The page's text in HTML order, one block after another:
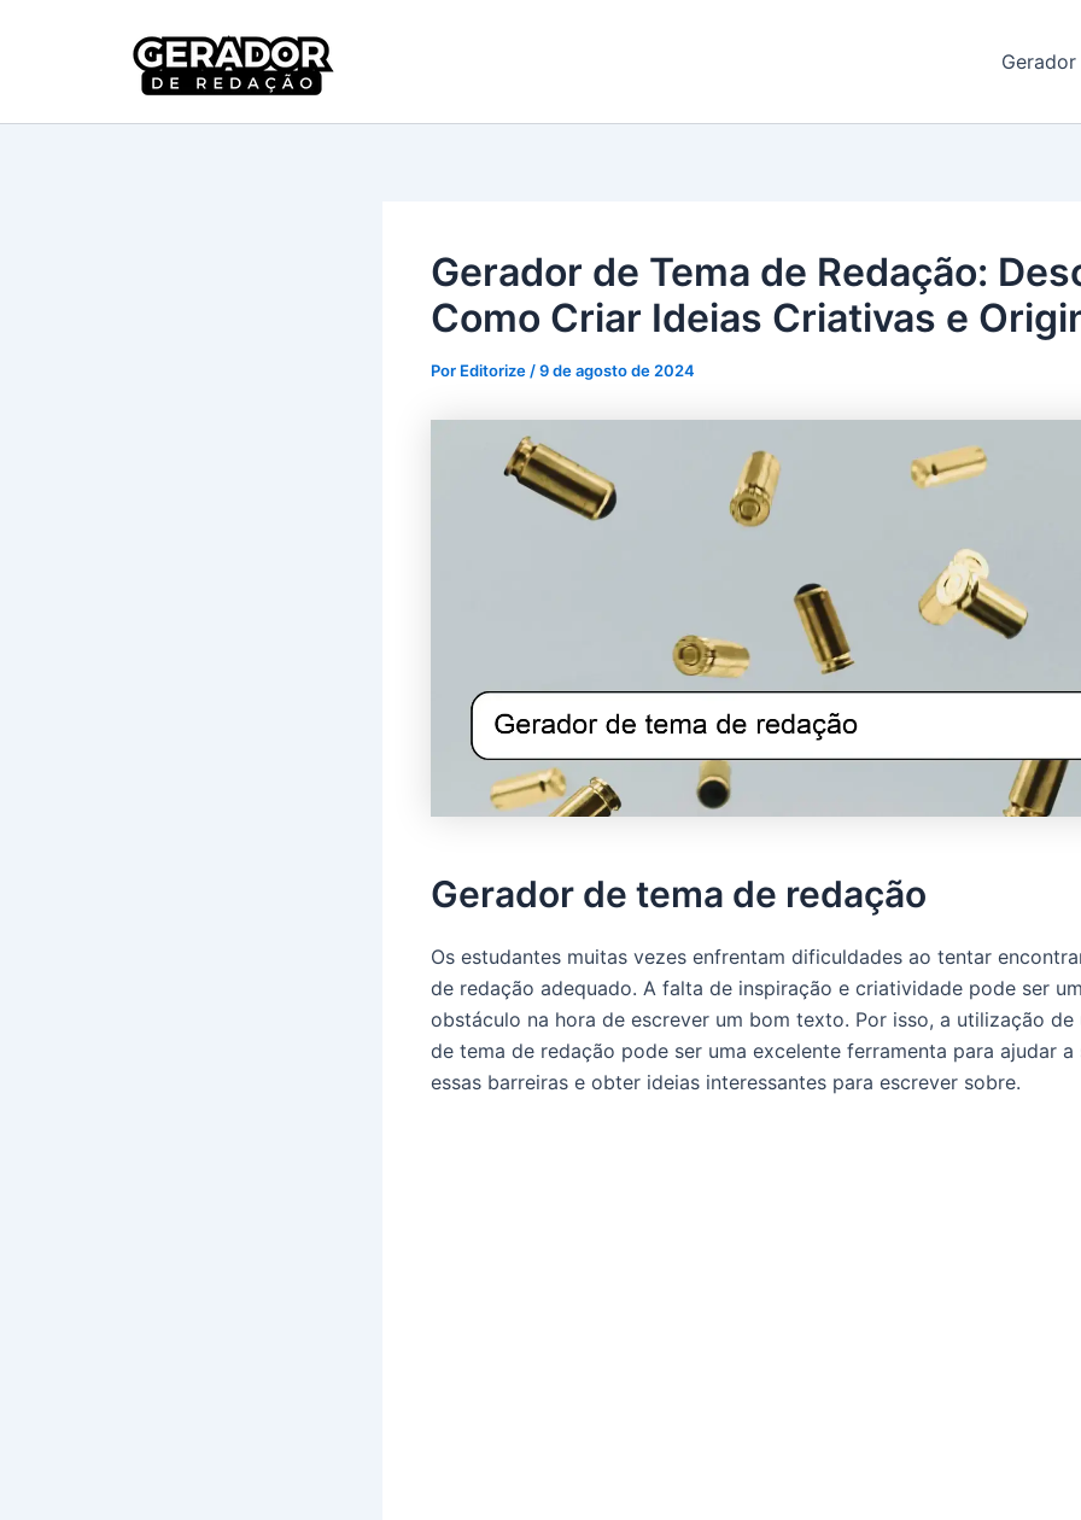
Gerador de Tema de Redação:
Como Criar Ideias Criativas e
Por Editorize /9 de agosto de 2024
Gerador de tema de redação
Os estudantes muitas vezes enfrentam dificuldades ao tentar
de redação adequado. A falta de inspiração e criatividade pode ser
obstáculo na hora de escrever um bom texto. Por isso, a utilização de
de tema de redação pode ser uma excelente ferramenta para ajudar a
essas barreiras e obter ideias interessantes para escrever sobre.